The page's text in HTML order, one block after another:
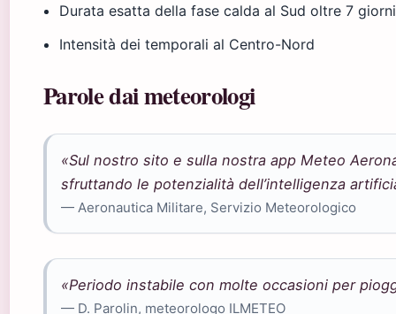
Durata esatta della fase calda al Sud oltre 7 giorni
Intensità dei temporali al Centro-Nord
Parole dai meteorologi
«Sul nostro sito e sulla nostra app Meteo
sfruttando le potenzialità dell’intelligenza
— Aeronautica Militare, Servizio Meteorologico
«Periodo instabile con molte occasioni per
— D. Parolin, meteorologo ILMETEO